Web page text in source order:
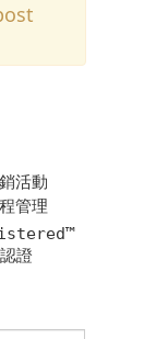
活動
管理
證